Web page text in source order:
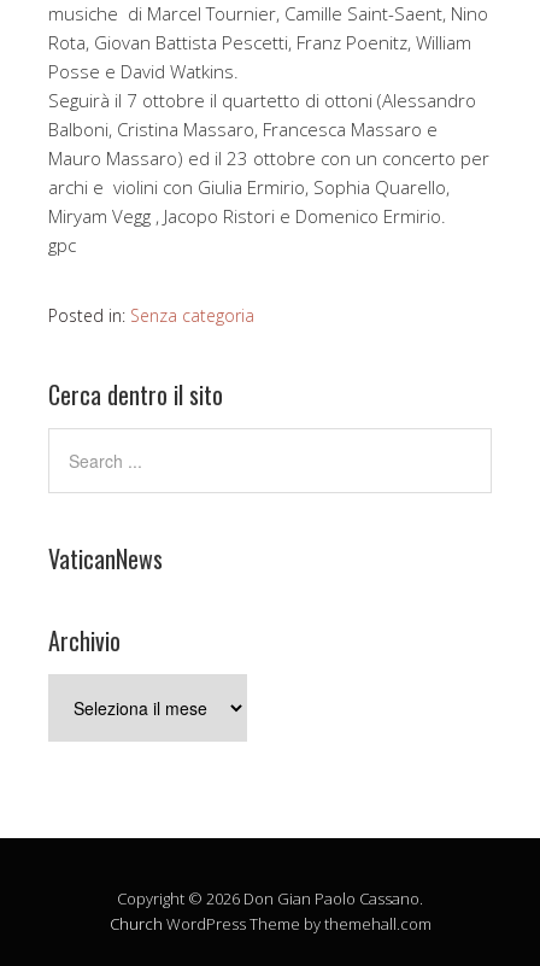
musiche di Marcel Tournier, Camille Saint-Saent, Nino
Rota, Giovan Battista Pescetti, Franz Poenitz, William
Posse e David Watkins.
Seguirà il 7 ottobre il quartetto di ottoni (Alessandro
Balboni, Cristina Massaro, Francesca Massaro e
Mauro Massaro) ed il 23 ottobre con un concerto per
archi e violini con Giulia Ermirio, Sophia Quarello,
Miryam Vegg , Jacopo Ristori e Domenico Ermirio.
gpc
Posted in: Senza categoria
Cerca dentro il sito
VaticanNews
Archivio
Copyright © 2026 Don Gian Paolo Cassano.
Church WordPress Theme by themehall.com